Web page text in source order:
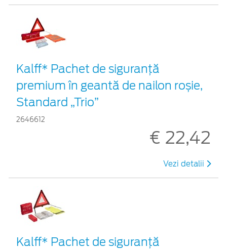
Kalff* Pachet de siguranţă
premium în geantă de nailon roșie,
Standard „Trio”
2646612
€ 22,42
Vezi detalii
Kalff* Pachet de siguranţă